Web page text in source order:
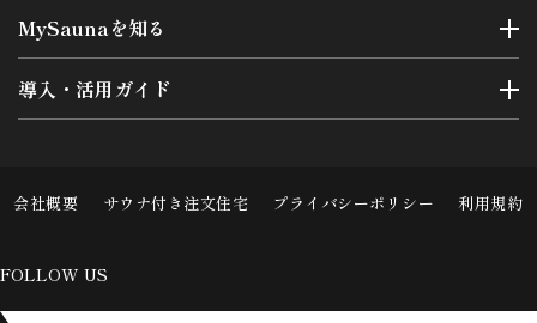
MySaunaを知る
導入・活用ガイド
会社概要 サウナ付き注文住宅 プライバシーポリシー 利用規約
FOLLOW US